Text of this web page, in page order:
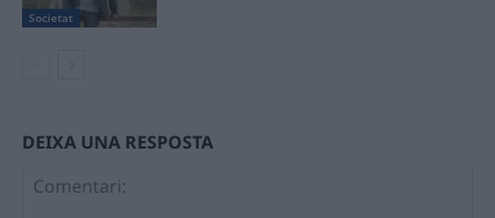
Societat
DEIXA UNA RESPOSTA